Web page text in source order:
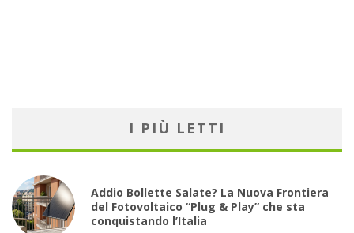
I PIÙ LETTI
Addio Bollette Salate? La Nuova Frontiera
del Fotovoltaico “Plug & Play” che sta
conquistando l’Italia